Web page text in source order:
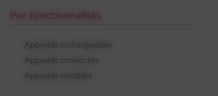
Par fonctionnalités
Appareils rechargeables
Appareils connectés
Appareils invisibles